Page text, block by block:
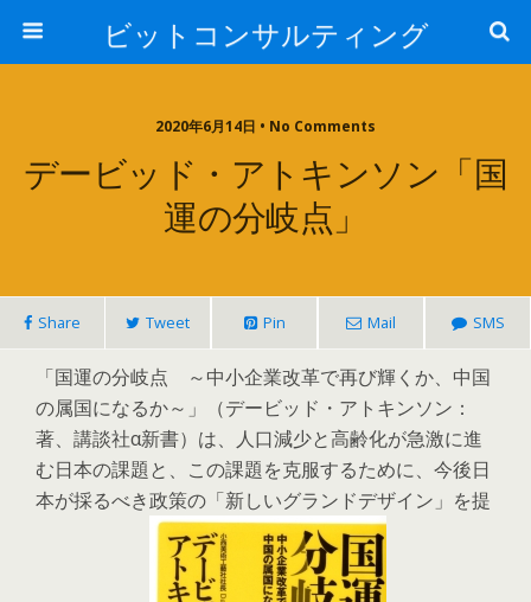
ビットコンサルティング
2020年6月14日 • No Comments
デービッド・アトキンソン「国
運の分岐点」
Share Tweet Pin Mail SMS
「国運の分岐点 ～中小企業改革で再び輝くか、中国
の属国になるか～」（デービッド・アトキンソン：
著、講談社α新書）は、人口減少と高齢化が急激に進
む日本の課題と、この課題を克服するために、今後日
本が採るべき政策の「新しいグランドデザイン」を提